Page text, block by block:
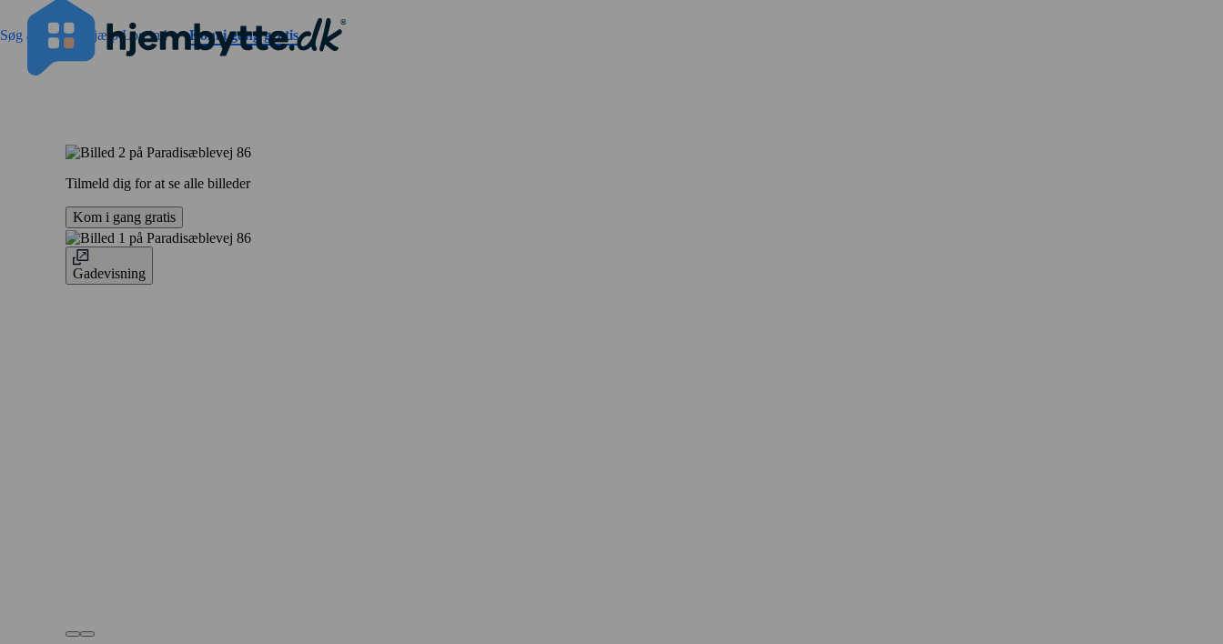
Gå til sidens indhold
Søg annoncer HjælpLog ind Kom i gang gratis
Tilmeld dig for at se alle billeder
Kom i gang gratis
Gadevisning